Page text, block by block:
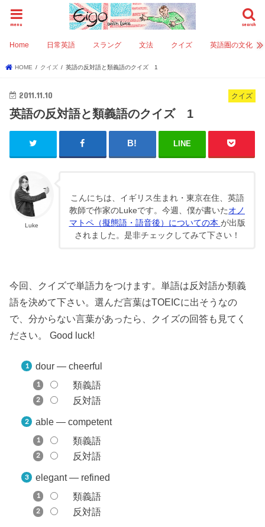
search
menu
Home 日常英語 スラング 文法 クイズ 英語圏の文化
HOME クイズ 英語の反対語と類義語のクイズ 1
クイズ
2011.11.10
英語の反対語と類義語のクイズ 1
LINE
Luke
こんにちは、イギリス生まれ・東京在住、英語
教師で作家のLukeです。今週、僕が書いたオノ
マトペ（擬態語・語音後）についての本 が出版
されました。是非チェックしてみて下さい！
今回、クイズで単語力をつけます。単語は反対語か類義
語を決めて下さい。選んだ言葉はTOEICに出そうなの
で、分からない言葉があったら、クイズの回答も見てく
ださい。 Good luck!
dour — cheerful
類義語
反対語
able — competent
類義語
反対語
elegant — refined
類義語
反対語